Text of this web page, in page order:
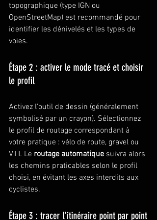
topographique (type IGN ou
OpenStreetMap) est recommandé pour
identifier les dénivelés et les types de
voies.
Étape 2 : activer le mode tracé et choisir
le profil
Activez l'outil de dessin (généralement
symbolisé par un crayon). Sélectionnez
le profil de routage correspondant à
votre pratique : vélo de route, gravel ou
VTT. Le routage automatique suivra alors
les chemins praticables selon le profil
choisi, en évitant les axes interdits aux
cyclistes.
Étape 3 : tracer l'itinéraire point par point